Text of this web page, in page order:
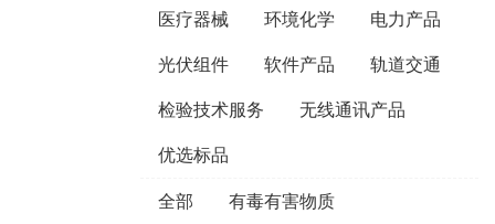
医疗器械 环境化学 电力产品
光伏组件 软件产品 轨道交通
检验技术服务 无线通讯产品
优选标品
全部 有毒有害物质